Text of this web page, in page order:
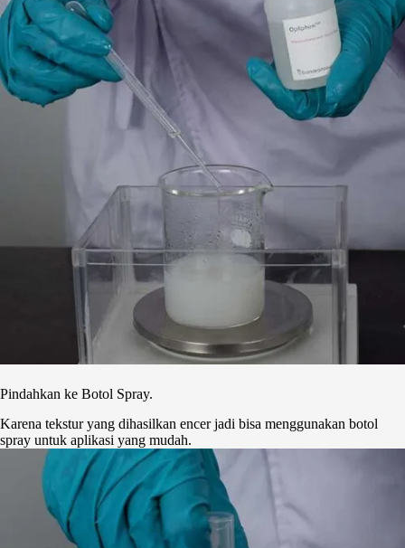
Pindahkan ke Botol Spray.
Karena tekstur yang dihasilkan encer jadi bisa menggunakan botol
spray untuk aplikasi yang mudah.